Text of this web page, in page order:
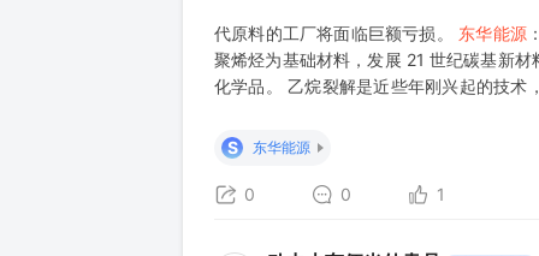
代原料的工厂将面临巨额亏损。 东华能源
聚烯烃为基础材料，发展 21 世纪碳基新
化学品。 乙烷裂解是近些年刚兴起的技术
点。目前丙烷从美国进口的量占比59%
S 东华能源
0 0 1